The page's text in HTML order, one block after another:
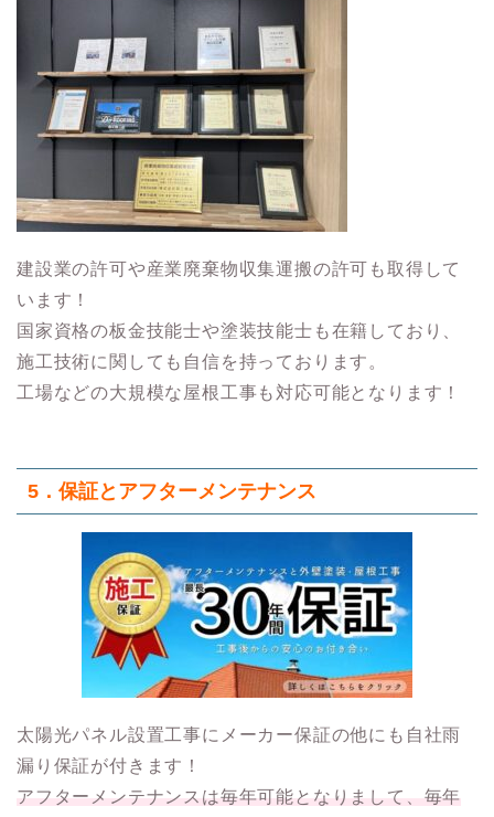
建設業の許可や産業廃棄物収集運搬の許可も取得して
います！
国家資格の板金技能士や塗装技能士も在籍しており、
施工技術に関しても自信を持っております。
工場などの大規模な屋根工事も対応可能となります！
5．保証とアフターメンテナンス
太陽光パネル設置工事にメーカー保証の他にも自社雨
漏り保証が付きます！
アフターメンテナンスは毎年可能となりまして、毎年